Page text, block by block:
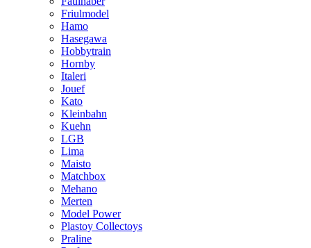
Friulmodel
Hamo
Hasegawa
Hobbytrain
Hornby
Italeri
Jouef
Kato
Kleinbahn
Kuehn
LGB
Lima
Maisto
Matchbox
Mehano
Merten
Model Power
Plastoy Collectoys
Praline